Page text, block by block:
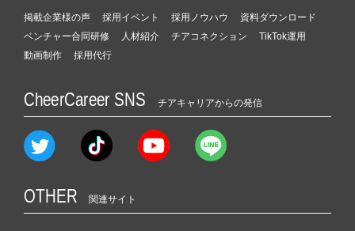
掲載企業様の声 採用イベント 採用ノウハウ
資料ダウンロード
ベンチャー合同研修
人材紹介 チアコネクション
TikTok運用
動画制作
採用代行
CheerCareer SNS チアキャリアからの発信
OTHER 関連サイト